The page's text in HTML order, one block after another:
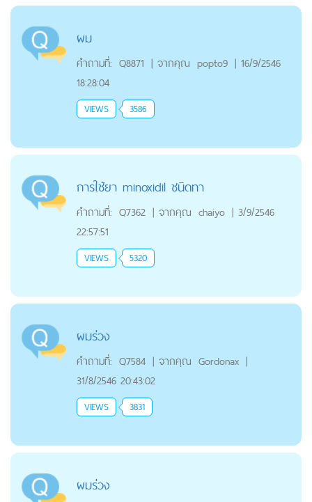
ผม
คำถามที่: Q8871 | จากคุณ popto9 | 16/9/2546
18:28:04
VIEWS 3586
การใช้ยา minoxidil ชนิดทา
คำถามที่: Q7362 | จากคุณ chaiyo | 3/9/2546
22:57:51
VIEWS 5320
ผมร่วง
คำถามที่: Q7584 | จากคุณ Gordonax |
31/8/2546 20:43:02
VIEWS 3831
ผมร่วง